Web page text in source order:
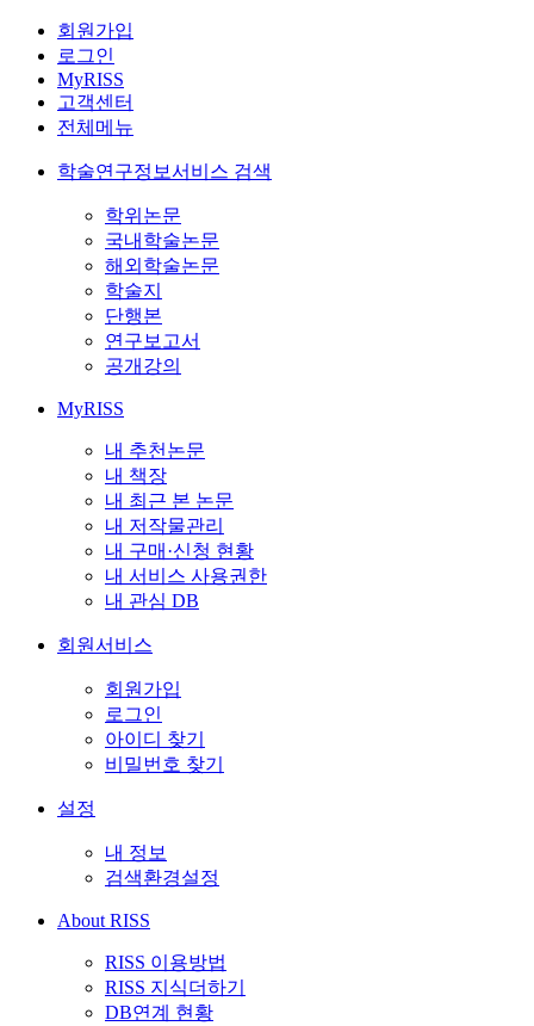
회원가입
로그인
MyRISS
고객센터
전체메뉴
학술연구정보서비스 검색
학위논문
국내학술논문
해외학술논문
학술지
단행본
연구보고서
공개강의
MyRISS
내 추천논문
내 책장
내 최근 본 논문
내 저작물관리
내 구매·신청 현황
내 서비스 사용권한
내 관심 DB
회원서비스
회원가입
로그인
아이디 찾기
비밀번호 찾기
설정
내 정보
검색환경설정
About RISS
RISS 이용방법
RISS 지식더하기
DB연계 현황